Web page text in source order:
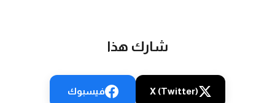
شارك هذا
X (Twitter) فيسبوك